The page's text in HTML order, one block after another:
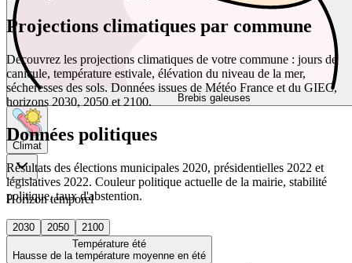
Brebis galeuses
Climat
Horizon temporel
2030 2050
2100
Température été
Hausse de la température moyenne en été
Projections climatiques par commune
Découvrez les projections climatiques de votre commune : jours de
canicule, température estivale, élévation du niveau de la mer,
sécheresses des sols. Données issues de Météo France et du GIEC,
horizons 2030, 2050 et 2100.
Données politiques
Résultats des élections municipales 2020, présidentielles 2022 et
législatives 2022. Couleur politique actuelle de la mairie, stabilité
politique, taux d'abstention.